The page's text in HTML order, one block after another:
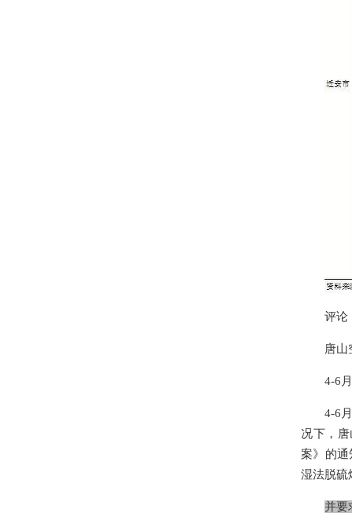
评论
唐山
4-6
4-6
况下，
案》的通
湿法脱硫
并要